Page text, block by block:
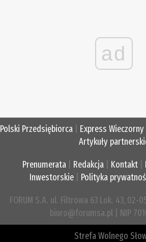
ad
Polski Przedsiębiorca Express Wieczorny
Artykuły
Prenumerata Redakcja Kontakt
Inwestorskie| Polityka
FORUM S.A. ul. Filtrowa 63 Lok. 43, 02-
biuro@forumsa.pl | NIP
Strefa Wolnego